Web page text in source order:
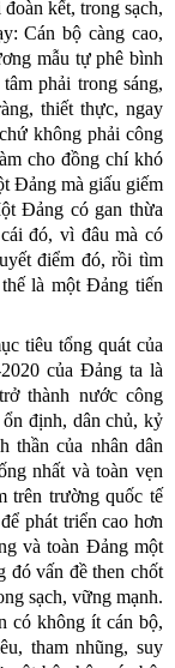
kết, trong sạch,
Cán bộ càng cao,
mẫu tự phê bình
phải trong sáng,
thiết thực, ngay
không phải công
cho đồng chí khó
Đảng mà giấu giếm
Đảng có gan thừa
đó, vì đâu mà có
điểm đó, rồi tìm
là một Đảng tiến
tiêu tổng quát của
của Đảng ta là
thành nước công
định, dân chủ, kỷ
thần của nhân dân
nhất và toàn vẹn
trên trường quốc tế
phát triển cao hơn
và toàn Đảng một
đó vấn đề then chốt
sạch, vững mạnh.
có không ít cán bộ,
tham nhũng, suy